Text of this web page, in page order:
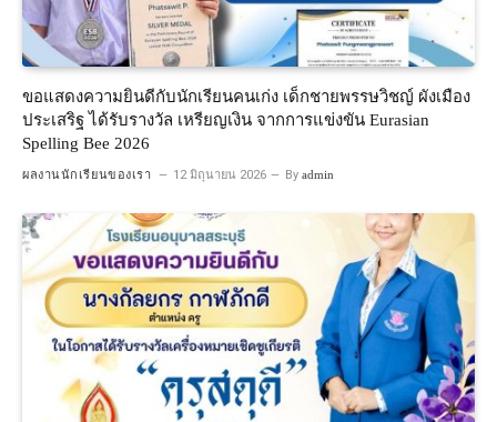
ขอแสดงความยินดีกับนักเรียนคนเก่ง เด็กชายพรรษวิชญ์ ผังเมือง
ประเสริฐ ได้รับรางวัล เหรียญเงิน จากการแข่งขัน Eurasian
Spelling Bee 2026
ผลงานนักเรียนของเรา 12 มิถุนายน 2026 By admin